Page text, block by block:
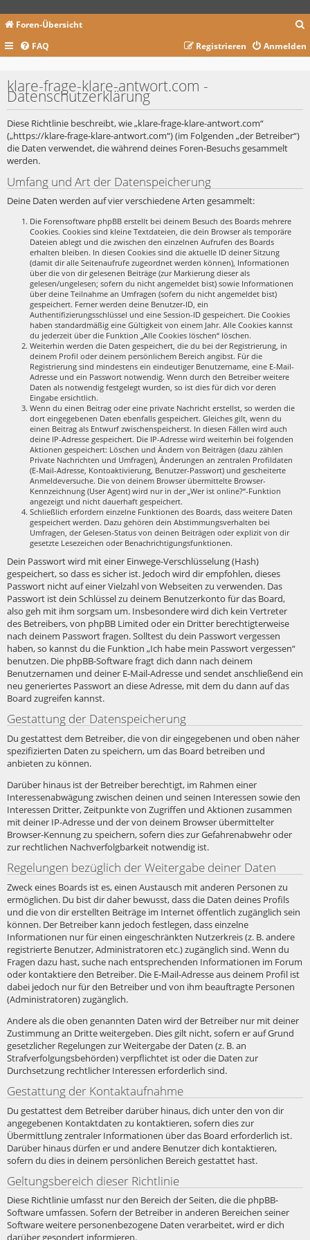
Foren-Übersicht
c
FAQ Anmelden
Registrieren
klare-frage-klare-antwort.com -
Datenschutzerklärung
Diese Richtlinie beschreibt, wie „klare-frage-klare-antwort.com“
(„https://klare-frage-klare-antwort.com“) (im Folgenden „der Betreiber“)
die Daten verwendet, die während deines Foren-Besuchs gesammelt
werden.
Umfang und Art der Datenspeicherung
Deine Daten werden auf vier verschiedene Arten gesammelt:
Die Forensoftware phpBB erstellt bei deinem Besuch des Boards mehrere
Cookies. Cookies sind kleine Textdateien, die dein Browser als temporäre
Dateien ablegt und die zwischen den einzelnen Aufrufen des Boards
erhalten bleiben. In diesen Cookies sind die aktuelle ID deiner Sitzung
(damit dir alle Seitenaufrufe zugeordnet werden können), Informationen
über die von dir gelesenen Beiträge (zur Markierung dieser als
gelesen/ungelesen; sofern du nicht angemeldet bist) sowie Informationen
über deine Teilnahme an Umfragen (sofern du nicht angemeldet bist)
gespeichert. Ferner werden deine Benutzer-ID, ein
Authentifizierungsschlüssel und eine Session-ID gespeichert. Die Cookies
haben standardmäßig eine Gültigkeit von einem Jahr. Alle Cookies kannst
du jederzeit über die Funktion „Alle Cookies löschen“ löschen.
Weiterhin werden die Daten gespeichert, die du bei der Registrierung, in
deinem Profil oder deinem persönlichem Bereich angibst. Für die
Registrierung sind mindestens ein eindeutiger Benutzername, eine E-Mail-
Adresse und ein Passwort notwendig. Wenn durch den Betreiber weitere
Daten als notwendig festgelegt wurden, so ist dies für dich vor deren
Eingabe ersichtlich.
Wenn du einen Beitrag oder eine private Nachricht erstellst, so werden die
dort eingegebenen Daten ebenfalls gespeichert. Gleiches gilt, wenn du
einen Beitrag als Entwurf zwischenspeicherst. In diesen Fällen wird auch
deine IP-Adresse gespeichert. Die IP-Adresse wird weiterhin bei folgenden
Aktionen gespeichert: Löschen und Ändern von Beiträgen (dazu zählen
Private Nachrichten und Umfragen), Änderungen an zentralen Profildaten
(E-Mail-Adresse, Kontoaktivierung, Benutzer-Passwort) und gescheiterte
Anmeldeversuche. Die von deinem Browser übermittelte Browser-
Kennzeichnung (User Agent) wird nur in der „Wer ist online?“-Funktion
angezeigt und nicht dauerhaft gespeichert.
Schließlich erfordern einzelne Funktionen des Boards, dass weitere Daten
gespeichert werden. Dazu gehören dein Abstimmungsverhalten bei
Umfragen, der Gelesen-Status von deinen Beiträgen oder explizit von dir
gesetzte Lesezeichen oder Benachrichtigungsfunktionen.
Dein Passwort wird mit einer Einwege-Verschlüsselung (Hash)
gespeichert, so dass es sicher ist. Jedoch wird dir empfohlen, dieses
Passwort nicht auf einer Vielzahl von Webseiten zu verwenden. Das
Passwort ist dein Schlüssel zu deinem Benutzerkonto für das Board,
also geh mit ihm sorgsam um. Insbesondere wird dich kein Vertreter
des Betreibers, von phpBB Limited oder ein Dritter berechtigterweise
nach deinem Passwort fragen. Solltest du dein Passwort vergessen
haben, so kannst du die Funktion „Ich habe mein Passwort vergessen“
benutzen. Die phpBB-Software fragt dich dann nach deinem
Benutzernamen und deiner E-Mail-Adresse und sendet anschließend ein
neu generiertes Passwort an diese Adresse, mit dem du dann auf das
Board zugreifen kannst.
Gestattung der Datenspeicherung
Du gestattest dem Betreiber, die von dir eingegebenen und oben näher
spezifizierten Daten zu speichern, um das Board betreiben und
anbieten zu können.
Darüber hinaus ist der Betreiber berechtigt, im Rahmen einer
Interessenabwägung zwischen deinen und seinen Interessen sowie den
Interessen Dritter, Zeitpunkte von Zugriffen und Aktionen zusammen
mit deiner IP-Adresse und der von deinem Browser übermittelter
Browser-Kennung zu speichern, sofern dies zur Gefahrenabwehr oder
zur rechtlichen Nachverfolgbarkeit notwendig ist.
Regelungen bezüglich der Weitergabe deiner Daten
Zweck eines Boards ist es, einen Austausch mit anderen Personen zu
ermöglichen. Du bist dir daher bewusst, dass die Daten deines Profils
und die von dir erstellten Beiträge im Internet öffentlich zugänglich sein
können. Der Betreiber kann jedoch festlegen, dass einzelne
Informationen nur für einen eingeschränkten Nutzerkreis (z. B. andere
registrierte Benutzer, Administratoren etc.) zugänglich sind. Wenn du
Fragen dazu hast, suche nach entsprechenden Informationen im Forum
oder kontaktiere den Betreiber. Die E-Mail-Adresse aus deinem Profil ist
dabei jedoch nur für den Betreiber und von ihm beauftragte Personen
(Administratoren) zugänglich.
Andere als die oben genannten Daten wird der Betreiber nur mit deiner
Zustimmung an Dritte weitergeben. Dies gilt nicht, sofern er auf Grund
gesetzlicher Regelungen zur Weitergabe der Daten (z. B. an
Strafverfolgungsbehörden) verpflichtet ist oder die Daten zur
Durchsetzung rechtlicher Interessen erforderlich sind.
Gestattung der Kontaktaufnahme
Du gestattest dem Betreiber darüber hinaus, dich unter den von dir
angegebenen Kontaktdaten zu kontaktieren, sofern dies zur
Übermittlung zentraler Informationen über das Board erforderlich ist.
Darüber hinaus dürfen er und andere Benutzer dich kontaktieren,
sofern du dies in deinem persönlichen Bereich gestattet hast.
Geltungsbereich dieser Richtlinie
Diese Richtlinie umfasst nur den Bereich der Seiten, die die phpBB-
Software umfassen. Sofern der Betreiber in anderen Bereichen seiner
Software weitere personenbezogene Daten verarbeitet, wird er dich
darüber gesondert informieren.